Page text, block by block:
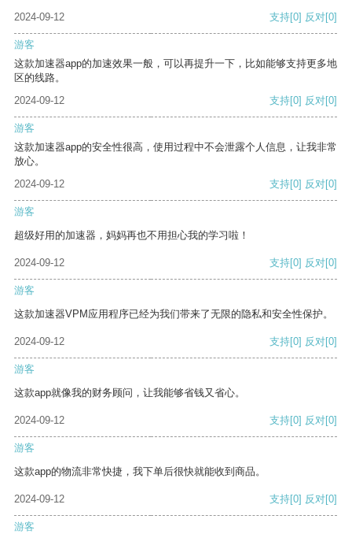
2024-09-12 支持[0] 反对[0]
游客
这款加速器app的加速效果一般，可以再提升一下，比如能够支持更多地
区的线路。
2024-09-12
支持[0] 反对[0]
游客
这款加速器app的安全性很高，使用过程中不会泄露个人信息，让我非常
放心。
2024-09-12
支持[0] 反对[0]
游客
超级好用的加速器，妈妈再也不用担心我的学习啦！
2024-09-12 支持[0] 反对[0]
游客
这款加速器VPM应用程序已经为我们带来了无限的隐私和安全性保护。
2024-09-12 支持[0] 反对[0]
游客
这款app就像我的财务顾问，让我能够省钱又省心。
2024-09-12 支持[0] 反对[0]
游客
这款app的物流非常快捷，我下单后很快就能收到商品。
2024-09-12 支持[0] 反对[0]
游客